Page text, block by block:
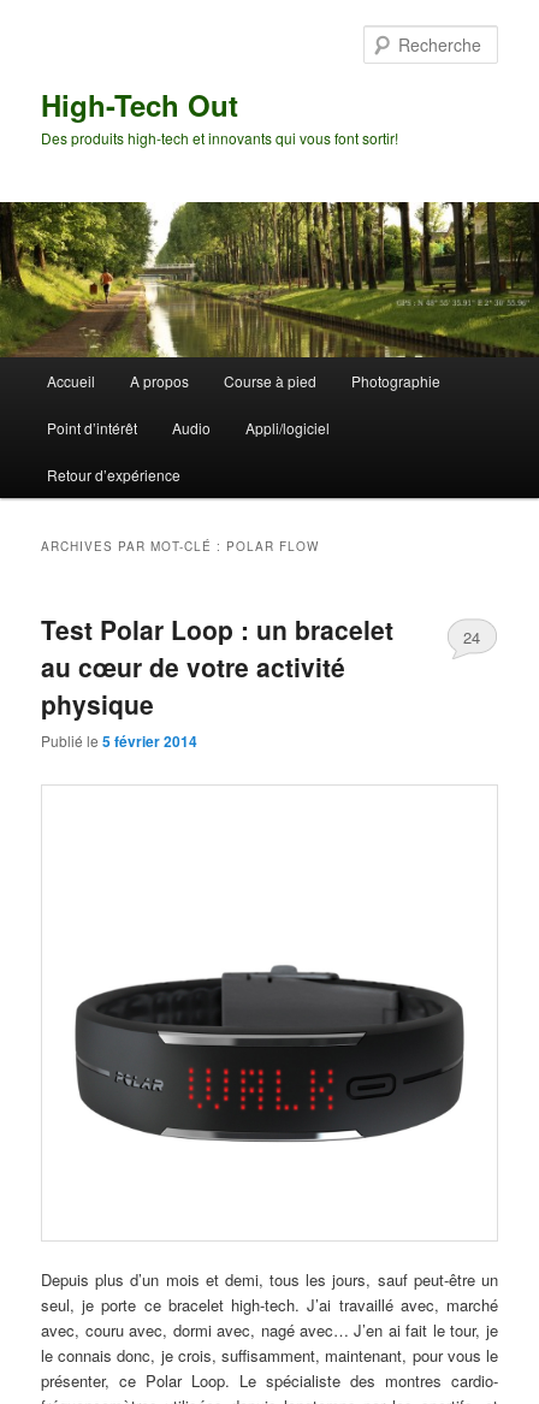
High-Tech Out
Des produits high-tech et innovants qui vous font sortir!
principal
Accueil A propos Course à pied Photographie
Point d’intérêt Audio Appli/logiciel
Retour d’expérience
ARCHIVES PAR MOT-CLÉ : POLAR FLOW
Test Polar Loop : un bracelet
au cœur de votre activité
physique
Publié le5 février 2014
24
Depuis plus d’un mois et demi, tous les jours, sauf peut-être un
seul, je porte ce bracelet high-tech. J’ai travaillé avec, marché
avec, couru avec, dormi avec, nagé avec… J’en ai fait le tour, je
le connais donc, je crois, suffisamment, maintenant, pour vous le
présenter, ce Polar Loop. Le spécialiste des montres cardio-